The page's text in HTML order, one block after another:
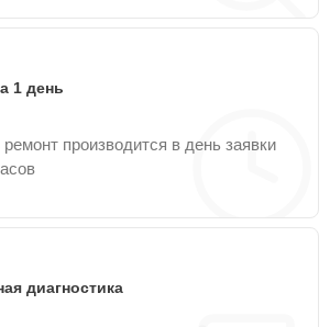
1 день
производится в день заявки
диагностика